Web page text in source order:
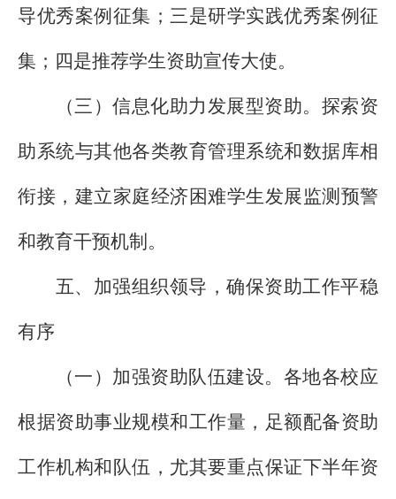
导优秀案例征集；三是研学实践优秀案例征
集；四是推荐学生资助宣传大使。
（三）信息化助力发展型资助。探索资
助系统与其他各类教育管理系统和数据库相
衔接，建立家庭经济困难学生发展监测预警
和教育干预机制。
五、加强组织领导，确保资助工作平稳
有序
（一）加强资助队伍建设。各地各校应
根据资助事业规模和工作量，足额配备资助
工作机构和队伍，尤其要重点保证下半年资